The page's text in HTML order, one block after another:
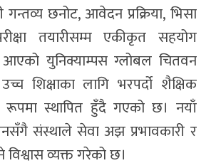
गन्तव्य छनोट, आवेदन प्रक्रिया, भिसा
तयारीसम्म एकीकृत सहयोग
युनिक्याम्पस ग्लोबल चितवन
शिक्षाका लागि भरपर्दो शैक्षिक
रूपमा स्थापित हुँदै गएको छ। नयाँ
संस्थाले सेवा अझ प्रभावकारी र
व्यक्त गरेको छ।